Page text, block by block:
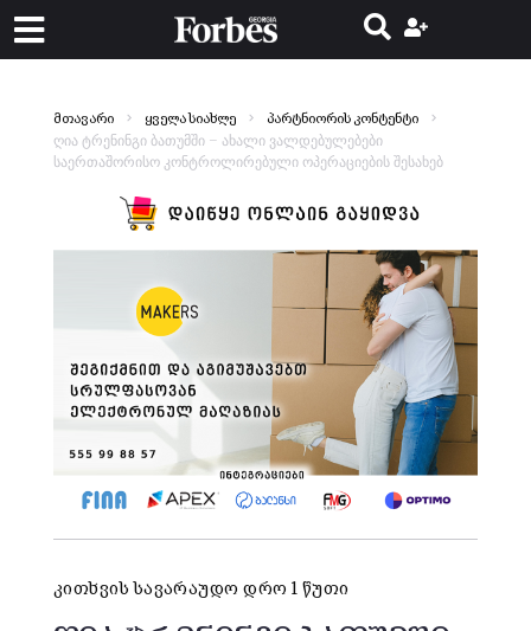
მთავარი ყველა სიახლე პარტნიორის კონტენტი
ღია ტრენინგი ბათუმში – ახალი ვალდებულებები
საერთაშორისო კონტროლირებული ოპერაციების შესახებ
კითხვის სავარაუდო დრო 1 წუთი